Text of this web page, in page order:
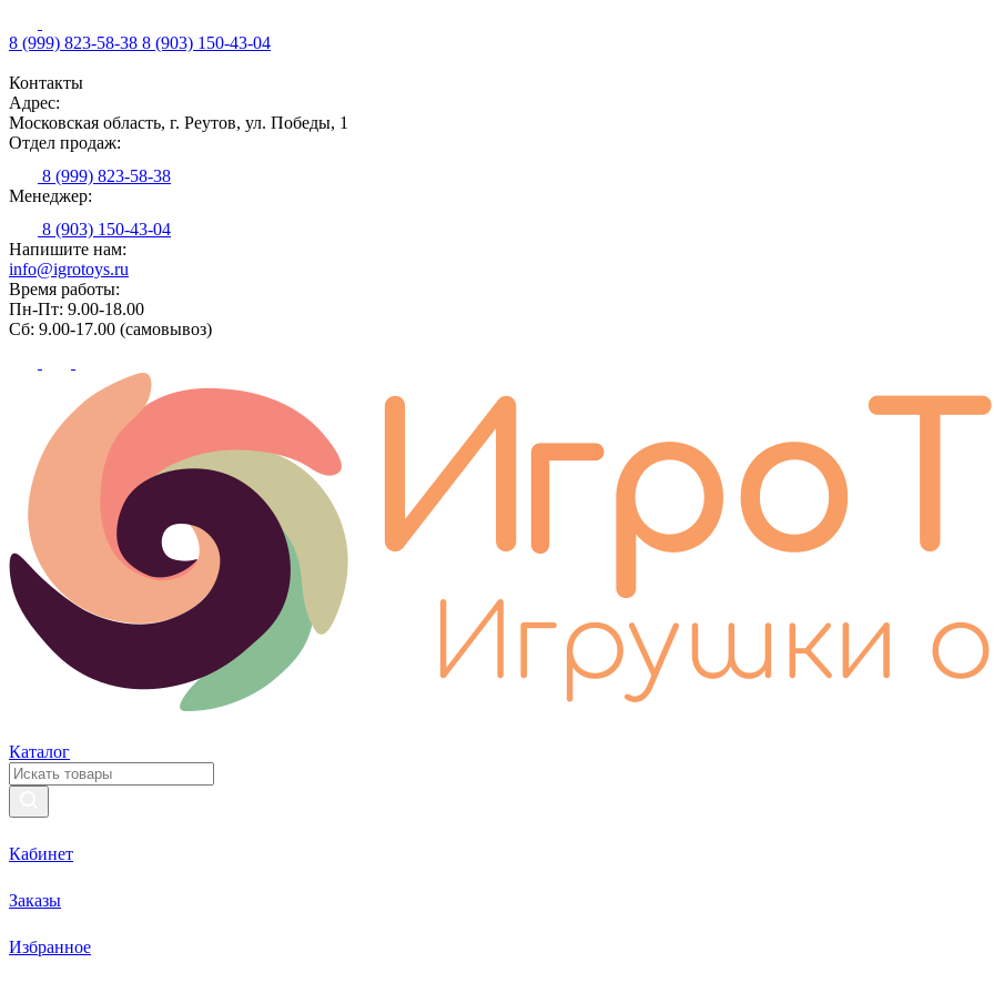
8 (999) 823-58-38 8 (903) 150-43-04
Контакты
Адрес:
Московская область, г. Реутов, ул. Победы, 1
Отдел продаж:
8 (999) 823-58-38
Менеджер:
8 (903) 150-43-04
Напишите нам:
info@igrotoys.ru
Время работы:
Пн-Пт: 9.00-18.00
Сб: 9.00-17.00 (самовывоз)
Каталог
Кабинет
Заказы
Избранное